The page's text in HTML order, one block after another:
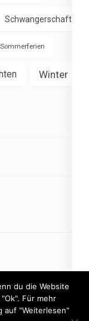
Schwangerschaft
Sommerferien
Winter
du die Website
Für mehr
auf "Weiterlesen"